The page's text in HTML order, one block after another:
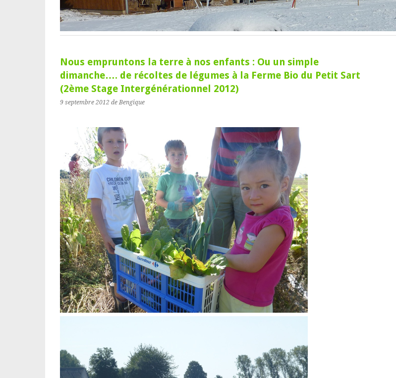
Nous empruntons la terre à nos enfants : Ou un simple
dimanche…. de récoltes de légumes à la Ferme Bio du Petit Sart
(2ème Stage Intergénérationnel 2012)
9 septembre 2012 de Bengique